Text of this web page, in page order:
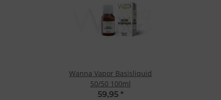
Wanna Vapor Basisliquid
50/50 100ml
59,95 *